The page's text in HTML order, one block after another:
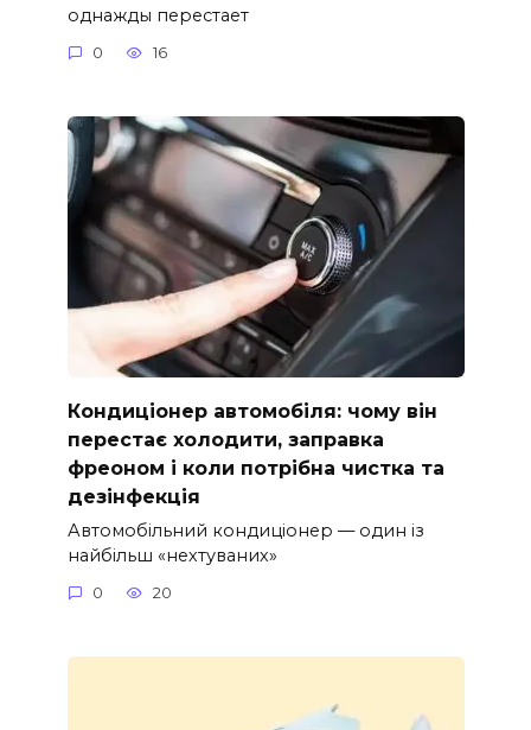
однажды перестает
0 16
Кондиціонер автомобіля: чому він
перестає холодити, заправка
фреоном і коли потрібна чистка та
дезінфекція
Автомобільний кондиціонер — один із
найбільш «нехтуваних»
0 20